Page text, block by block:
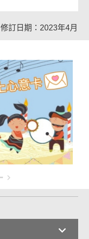
修訂日期：2023年4月